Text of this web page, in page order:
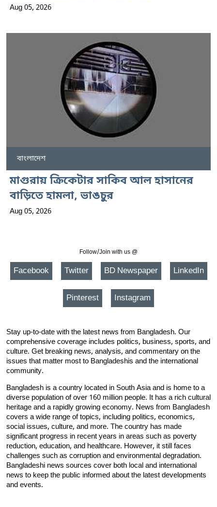
Aug 05, 2026
বাংলাদেশ
মাগুরায় ক্রিকেটার সাকিব আল হাসানের
বাড়িতে হামলা, ভাঙচুর
Aug 05, 2026
Follow/Join with us @
Facebook Twitter BD Newspaper LinkedIn
Pinterest Instagram
Stay up-to-date with the latest news from Bangladesh. Our
comprehensive coverage includes politics, business, sports, and
culture. Get breaking news, analysis, and commentary on the
issues that matter most to Bangladeshis and the international
community.
Bangladesh is a country located in South Asia and is home to a
diverse population of over 160 million people. It has a rich cultural
heritage and a rapidly growing economy. News from Bangladesh
covers a wide range of topics, including politics, economics,
social issues, culture, and more. The country has made
significant progress in recent years in areas such as poverty
reduction, education, and healthcare. However, it still faces
challenges such as corruption and environmental degradation.
Bangladeshi news sources cover both local and international
news to keep the public informed about the latest developments
and events.